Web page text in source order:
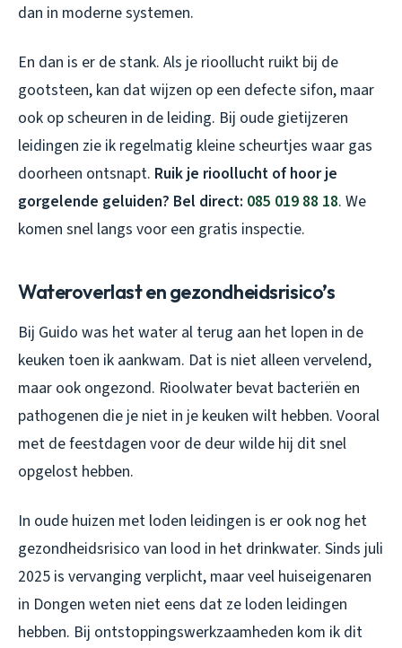
dan in moderne systemen.
En dan is er de stank. Als je rioollucht ruikt bij de
gootsteen, kan dat wijzen op een defecte sifon, maar
ook op scheuren in de leiding. Bij oude gietijzeren
leidingen zie ik regelmatig kleine scheurtjes waar gas
doorheen ontsnapt. Ruik je rioollucht of hoor je
gorgelende geluiden? Bel direct: 085 019 88 18. We
komen snel langs voor een gratis inspectie.
Wateroverlast en gezondheidsrisico’s
Bij Guido was het water al terug aan het lopen in de
keuken toen ik aankwam. Dat is niet alleen vervelend,
maar ook ongezond. Rioolwater bevat bacteriën en
pathogenen die je niet in je keuken wilt hebben. Vooral
met de feestdagen voor de deur wilde hij dit snel
opgelost hebben.
In oude huizen met loden leidingen is er ook nog het
gezondheidsrisico van lood in het drinkwater. Sinds juli
2025 is vervanging verplicht, maar veel huiseigenaren
in Dongen weten niet eens dat ze loden leidingen
hebben. Bij ontstoppingswerkzaamheden kom ik dit